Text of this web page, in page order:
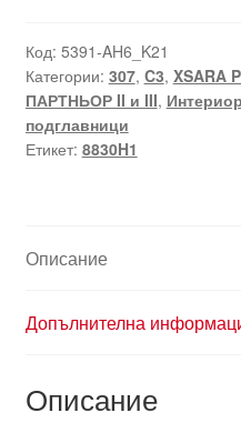
Код: 5391-AH6_K21
Категории: 307, C3, XSARA
ПАРТНЬОР II и III, Интериор
подглавници
Етикет: 8830H1
Описание
Допълнителна
Описание